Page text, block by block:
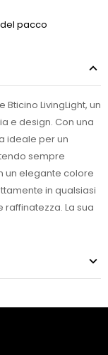
pacco
LivingLight, un
e design. Con una
ideale per un
sempre
un elegante colore
in qualsiasi
La sua